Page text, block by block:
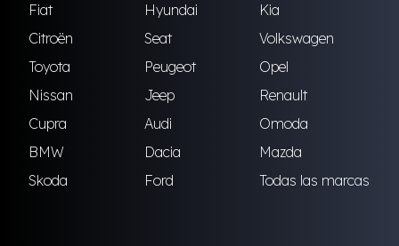
Fiat Hyundai
Kia
Citroën
Seat
Volkswagen
Toyota
Peugeot
Opel
Nissan
Jeep
Renault
Cupra
Audi
Omoda
BMW
Dacia
Mazda
Skoda
Ford Todas las marcas